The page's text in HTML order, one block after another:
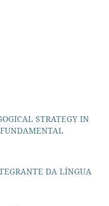
STRATEGY IN
DA LÍNGUA